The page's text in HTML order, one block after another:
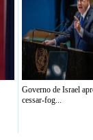
Governo de Israel
cessar-fog...